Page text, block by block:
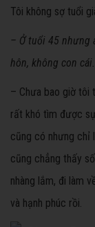
Tôi không sợ tuổi
– Ở tuổi 45 nhưng
hôn, không con
– Chưa bao giờ tôi
rất khó tìm được
cũng có nhưng chỉ
cũng chẳng thấy
nhàng lắm, đi làm
và hạnh phúc rồi.